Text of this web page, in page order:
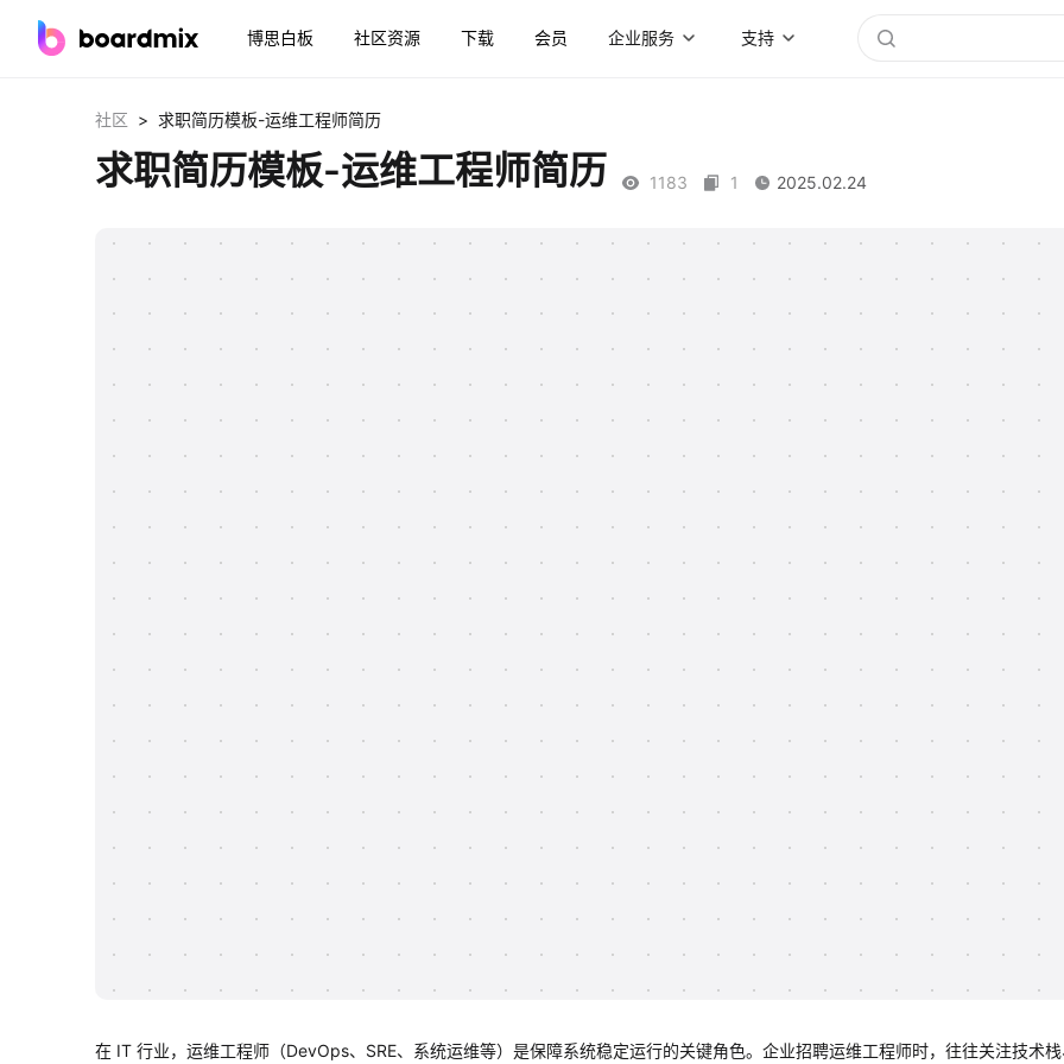
博思白板 社区资源 下载 会员 企业服务 支持
社区 > 求职简历模板-运维工程师简历
求职简历模板-运维工程师简历 1183 1 2025.02.24
在 IT 行业，运维工程师（DevOps、SRE、系统运维等）是保障系统稳定运行的关键角色。企业招聘运维工程师时，往往关注技术